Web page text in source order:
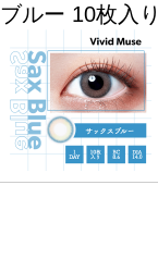
ブルー 10枚入り